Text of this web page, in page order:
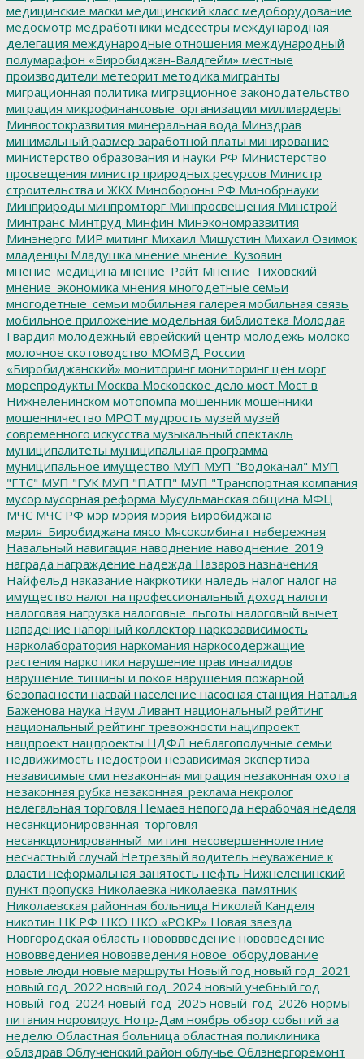
медицинские маски медицинский класс медоборудование
медосмотр медработники медсестры международная
делегация международные отношения международный
полумарафон «Биробиджан-Валдгейм» местные
производители метеорит методика мигранты
миграционная политика миграционное законодательство
миграция микрофинансовые_организации миллиардеры
Минвостокразвития минеральная вода Минздрав
минимальный размер заработной платы минирование
министерство образования и науки РФ Министерство
просвещения министр природных ресурсов Министр
строительства и ЖКХ Минобороны РФ Минобрнауки
Минприроды минпромторг Минпросвещения Минстрой
Минтранс Минтруд Минфин Минэкономразвития
Минэнерго МИР митинг Михаил Мишустин Михаил Озимок
младенцы Младушка мнение мнение_Кузовин
мнение_медицина мнение_Райт Мнение_Тиховский
мнение_экономика мнения многодетные семьи
многодетные_семьи мобильная галерея мобильная связь
мобильное приложение модельная библиотека Молодая
Гвардия молодежный еврейский центр молодежь молоко
молочное скотоводство МОМВД России
«Биробиджанский» мониторинг мониторинг цен морг
морепродукты Москва Московское дело мост Мост в
Нижнеленинском мотопомпа мошенник мошенники
мошенничество МРОТ мудрость музей музей
современного искусства музыкальный спектакль
муниципалитеты муниципальная программа
муниципальное имущество МУП МУП "Водоканал" МУП
"ГТС" МУП "ГУК МУП "ПАТП" МУП "Транспортная компания
мусор мусорная реформа Мусульманская община МФЦ
МЧС МЧС РФ мэр мэрия мэрия Биробиджана
мэрия_Биробиджана мясо Мясокомбинат набережная
Навальный навигация наводнение наводнение_2019
награда награждение надежда Назаров назначения
Найфельд наказание накркотики наледь налог налог на
имущество налог на профессиональный доход налоги
налоговая нагрузка налоговые_льготы налоговый вычет
нападение напорный коллектор наркозависимость
нарколаборатория наркомания наркосодержащие
растения наркотики нарушение прав инвалидов
нарушение тишины и покоя нарушения пожарной
безопасности насвай население насосная станция Наталья
Баженова наука Наум Ливант национальный рейтинг
национальный рейтинг тревожности наципроект
нацпроект нацпроекты НДФЛ неблагополучные семьи
недвижимость недострои независимая экспертиза
независимые сми незаконная миграция незаконная охота
незаконная рубка незаконная_реклама некролог
нелегальная торговля Немаев непогода нерабочая неделя
несанкционированная_торговля
несанкционированный_митинг несовершеннолетние
несчастный случай Нетрезвый водитель неуважение к
власти неформальная занятость нефть Нижнеленинский
пункт пропуска Николаевка николаевка_памятник
Николаевская районная больница Николай Канделя
никотин НК РФ НКО НКО «РОКР» Новая звезда
Новгородская область нововвведение нововведение
нововведениея нововведения новое_оборудование
новые люди новые маршруты Новый год новый год_2021
новый год_2022 новый год_2024 новый учебный год
новый_год_2024 новый_год_2025 новый_год_2026 нормы
питания норовирус Нотр-Дам ноябрь обзор событий за
неделю Областная больница областная поликлиника
облздрав Облученский район облучье Облэнергоремонт